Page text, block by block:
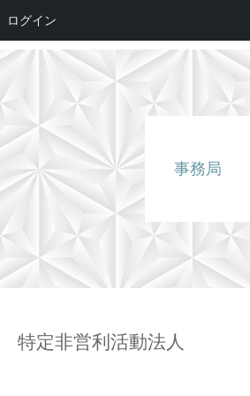
NPO法人日本ロボットリハビリ
事務局
特定非営利活動法人
ログイン